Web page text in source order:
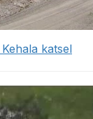
katsel